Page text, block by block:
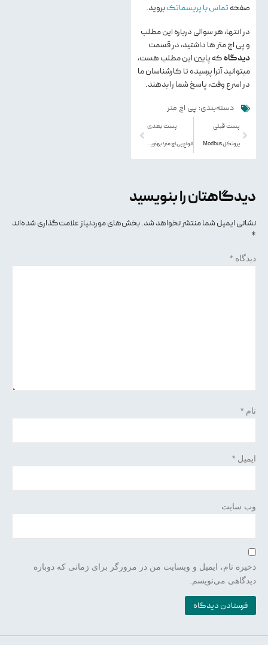
صفحهتماس با پریسماتکبروید.
در انتها، هر سوالی درباره این مطلب
و پی اچ متر ها داشتید، در قسمت
دیدگاهکه پایین این مطلب هست،
میتوانید آنرا پرسیده تا کارشناسان ما
در اسرع وقت، پاسخ شما را بدهند.
دسته‌بندی: پی اچ متر
پست قبلی
پروتکل Modbus
پست بعدی
انواع پی اچ متر؛ بهترین برند pH متر
دیدگاهتان را بنویسید
نشانی ایمیل شما منتشر نخواهد شد.بخش‌های موردنیاز علامت‌گذاری شده‌اند
*
دیدگاه *
نام *
ایمیل *
وب‌ سایت
ذخیره نام، ایمیل و وبسایت من در مرورگر برای زمانی که دوباره
دیدگاهی می‌نویسم.